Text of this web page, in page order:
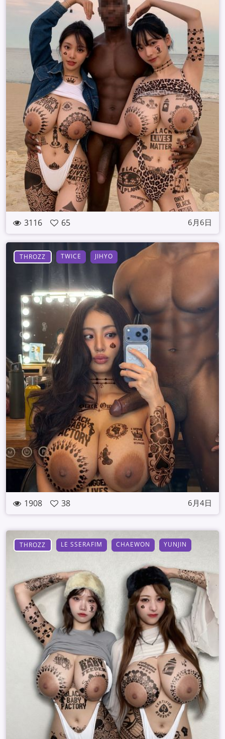
3116 65 6月6日
THROZZ TWICE JIHYO
1908 38 6月4日
THROZZ LE SSERAFIM CHAEWON YUNJIN